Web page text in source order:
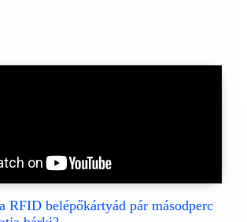
RFID belépőkártyád pár másodperc